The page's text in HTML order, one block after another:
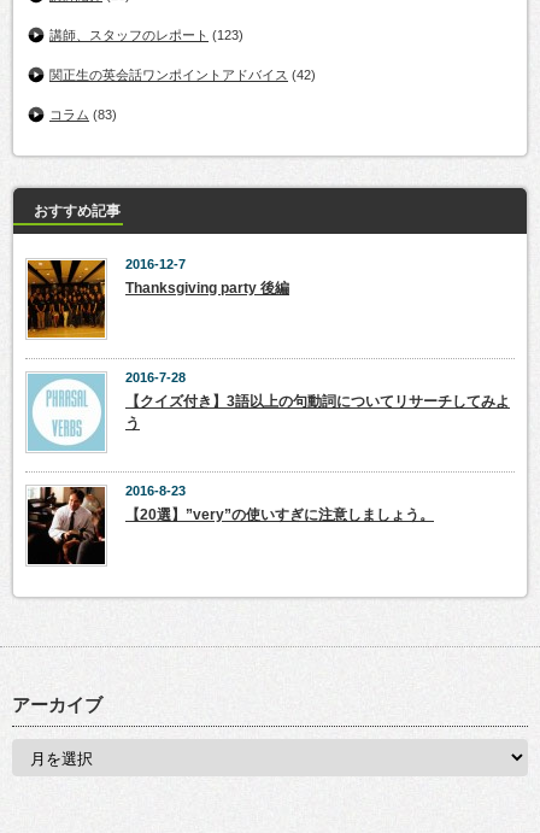
講師、スタッフのレポート (123)
関正生の英会話ワンポイントアドバイス (42)
コラム (83)
おすすめ記事
2016-12-7
Thanksgiving party 後編
2016-7-28
【クイズ付き】3語以上の句動詞についてリサーチしてみよ
う
2016-8-23
【20選】”very”の使いすぎに注意しましょう。
アーカイブ